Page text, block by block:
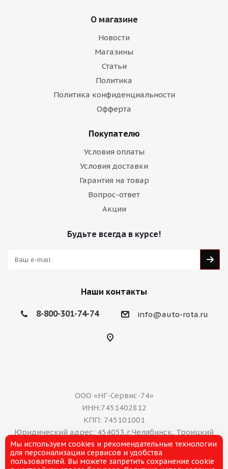
О магазине
Новости
Магазины
Статьи
Политика
Политика конфиденциальности
Офферта
Покупателю
Условия оплаты
Условия доставки
Гарантия на товар
Вопрос-ответ
Акции
Будьте всегда в курсе!
Наши контакты
8-800-301-74-74 info@auto-rota.ru
ООО «НГ-Сервис-74»
ИНН:7451402812
КПП: 745101001
Юридический адрес: 454053,г.Челябинск, Троицкий
тракт, дом 11 А, нежилое помещение 16
E-mail: office@ng-servis.ru
Мы используем cookies и рекомендательные технологии
для персонализации сервисов и удобства
пользователей. Вы можете запретить сохранение cookie